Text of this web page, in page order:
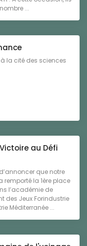
...
à la cité des sciences
au Défi
que notre
remporté la 1ère place
l’académie de
des Jeux Forindustrie
Méditerranée ...